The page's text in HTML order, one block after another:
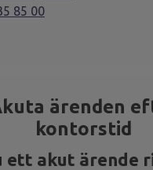
85 00
ärenden
kontorstid
ett akut ärende